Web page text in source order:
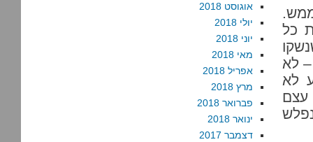
כל
– לא
לא
עצם
נפלש
אוגוסט 2018
יולי 2018
יוני 2018
מאי 2018
אפריל 2018
מרץ 2018
פברואר 2018
ינואר 2018
דצמבר 2017